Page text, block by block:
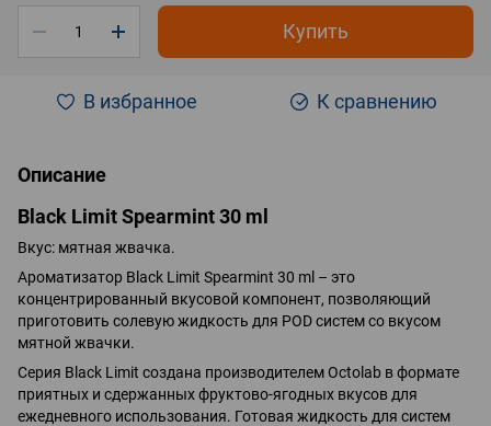
Купить
В избранное К сравнению
Описание
Black Limit Spearmint 30 ml
Вкус: мятная жвачка.
Ароматизатор Black Limit Spearmint 30 ml – это
концентрированный вкусовой компонент, позволяющий
приготовить солевую жидкость для POD систем со вкусом
мятной жвачки.
Серия Black Limit создана производителем Octolab в формате
приятных и сдержанных фруктово-ягодных вкусов для
ежедневного использования. Готовая жидкость для систем